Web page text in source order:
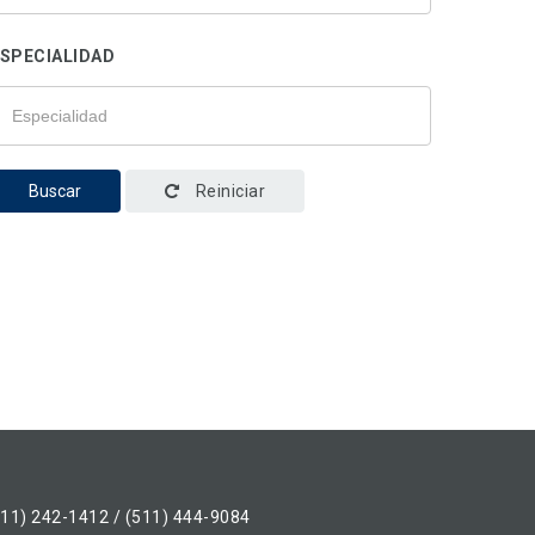
Buscar Reiniciar
242-1412 / (511) 444-9084